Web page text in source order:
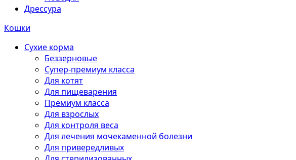
Дрессура
Кошки
Сухие корма
Беззерновые
Супер-премиум класса
Для котят
Для пищеварения
Премиум класса
Для взрослых
Для контроля веса
Для лечения мочекаменной болезни
Для привередливых